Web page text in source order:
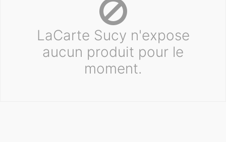
LaCarte Sucy n'expose
aucun produit pour le
moment.